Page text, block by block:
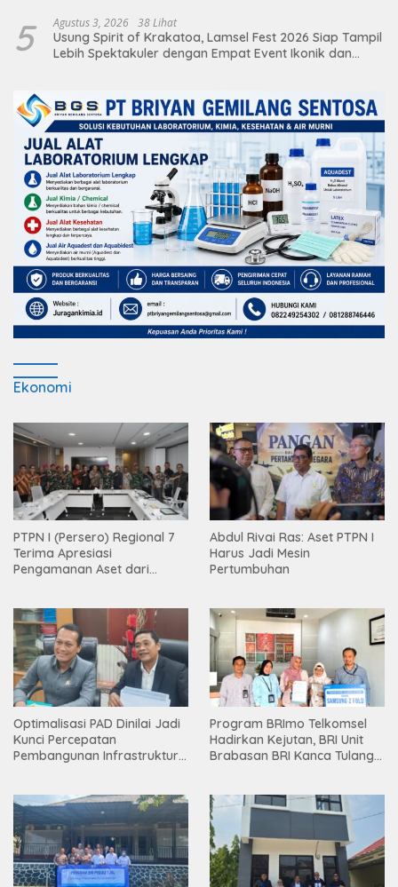
5 Agustus 3, 2026 38 Lihat
Usung Spirit of Krakatoa, Lamsel Fest 2026 Siap Tampil
Lebih Spektakuler dengan Empat Event Ikonik dan
Ekonomi
PTPN I (Persero) Regional 7
Terima Apresiasi
Pengamanan Aset dari
Abdul Rivai Ras: Aset PTPN I
Harus Jadi Mesin
Pertumbuhan
Optimalisasi PAD Dinilai Jadi
Kunci Percepatan
Pembangunan Infrastruktur
Program BRImo Telkomsel
Hadirkan Kejutan, BRI Unit
Brabasan BRI Kanca Tulang
Mesuji